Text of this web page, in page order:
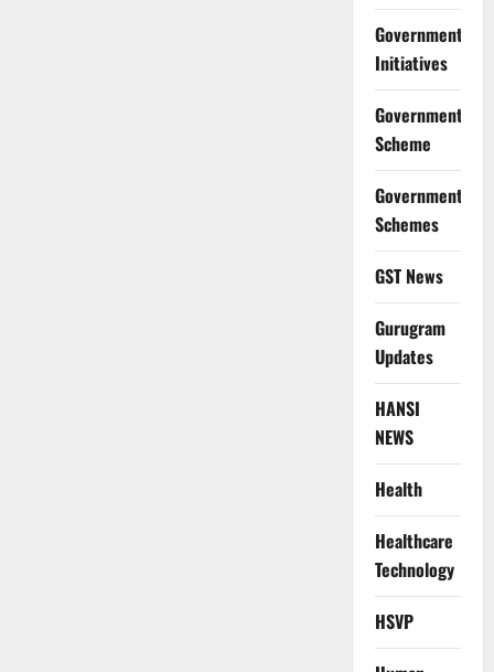
Government
Initiatives
Government
Scheme
Government
Schemes
GST News
Gurugram
Updates
HANSI
NEWS
Health
Healthcare
Technology
HSVP